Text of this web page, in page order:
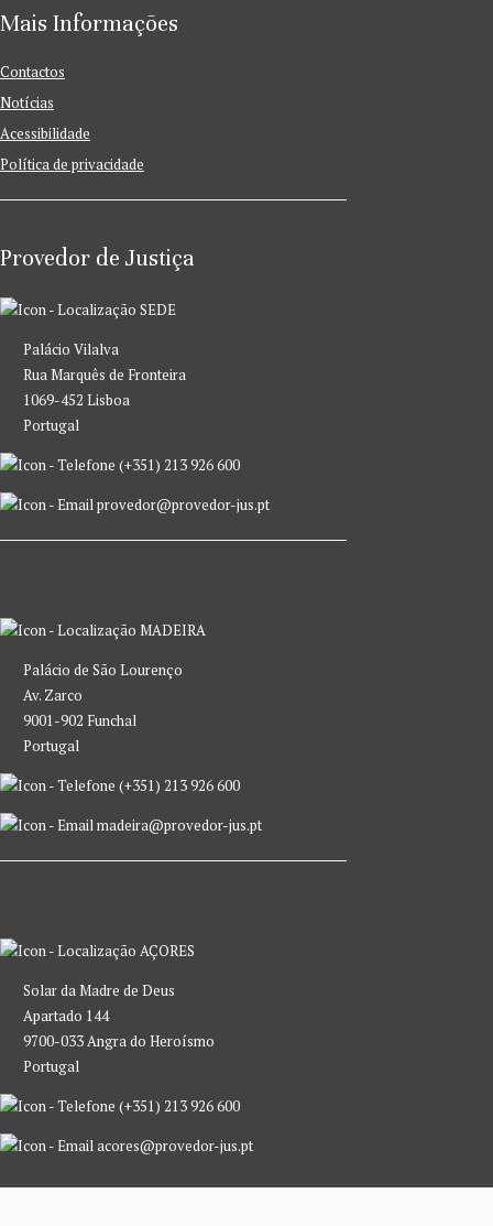
Mais Informações
Contactos
Notícias
Acessibilidade
Política de privacidade
Provedor de Justiça
SEDE
Palácio Vilalva
Rua Marquês de Fronteira
1069-452 Lisboa
Portugal
(+351) 213 926 600
provedor@provedor-jus.pt
MADEIRA
Palácio de São Lourenço
Av. Zarco
9001-902 Funchal
Portugal
(+351) 213 926 600
madeira@provedor-jus.pt
AÇORES
Solar da Madre de Deus
Apartado 144
9700-033 Angra do Heroísmo
Portugal
(+351) 213 926 600
acores@provedor-jus.pt